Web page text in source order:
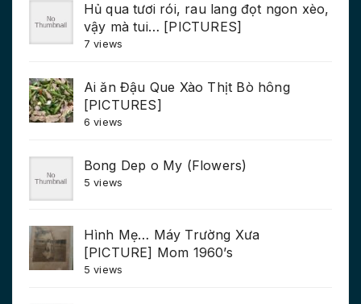
Hủ qua tươi rói, rau lang đọt ngon xèo,
vậy mà tui… [PICTURES]
7 views
Ai ăn Đậu Que Xào Thịt Bò hông
[PICTURES]
6 views
Bong Dep o My (Flowers)
5 views
Hình Mẹ… Máy Trường Xưa
[PICTURE] Mom 1960’s
5 views